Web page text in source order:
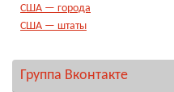
США — города
США — штаты
Группа Вконтакте